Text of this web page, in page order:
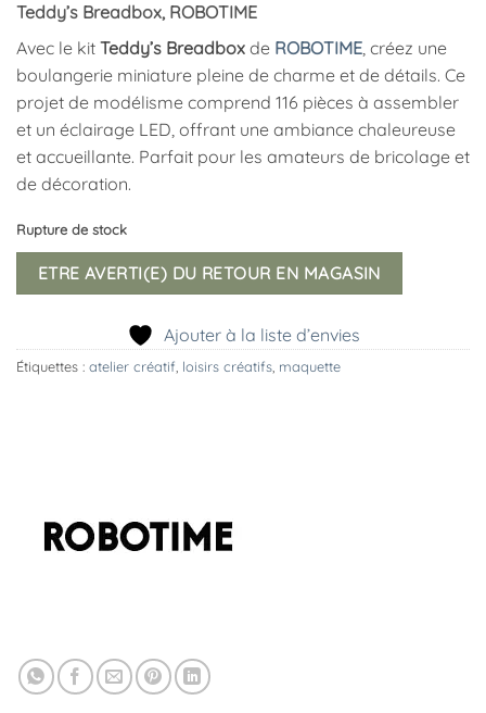
Teddy’s Breadbox, ROBOTIME
Avec le kit Teddy’s Breadbox de ROBOTIME, créez une
boulangerie miniature pleine de charme et de détails. Ce
projet de modélisme comprend 116 pièces à assembler
et un éclairage LED, offrant une ambiance chaleureuse
et accueillante. Parfait pour les amateurs de bricolage et
de décoration.
Rupture de stock
ETRE AVERTI(E) DU RETOUR EN MAGASIN
Ajouter à la liste d’envies
Étiquettes : atelier créatif loisirs créatifs maquette